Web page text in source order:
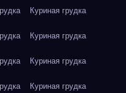
Куриная грудка
Куриная грудка
Куриная грудка
Куриная грудка